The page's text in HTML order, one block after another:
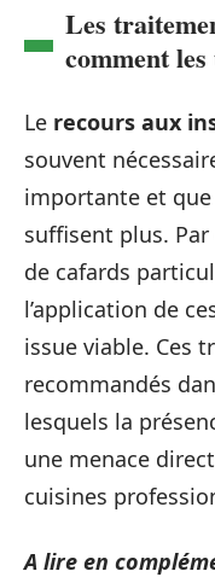
Les
comment
Le recours aux
souvent
importante et
suffisent plus.
de cafards
l’application de
issue viable. Ces
recommandés
lesquels la
une menace
cuisines
A lire en